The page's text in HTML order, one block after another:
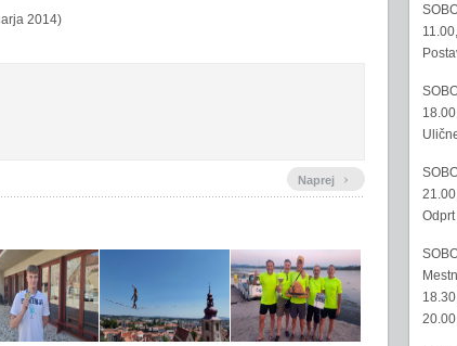
2014)
Naprej ›